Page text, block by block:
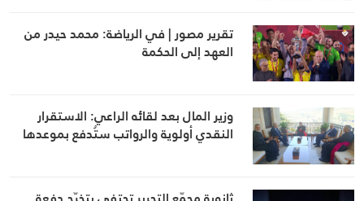
تقرير مصور | في الرياضة: محمد حيدر من
العهد إلى الحكمة
وزير المال بعد لقائه الراعي: الاستقرار
النقدي أولوية والرواتب ستُدفع بموعدها